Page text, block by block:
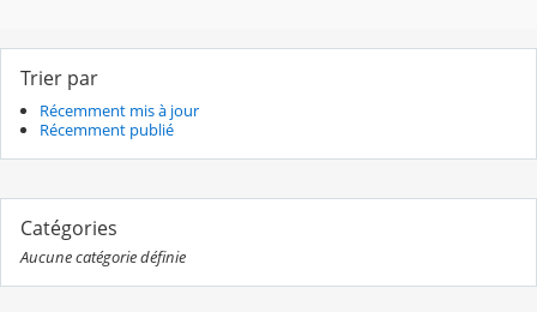
Trier par
Récemment mis à jour
Récemment publié
Catégories
Aucune catégorie définie